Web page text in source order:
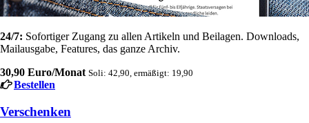
24/7: Sofortiger Zugang zu allen Artikeln und Beilagen. Downloads,
Mailausgabe, Features, das ganze Archiv.
30,90 Euro/Monat Soli: 42,90, ermäßigt: 19,90
Bestellen
Verschenken